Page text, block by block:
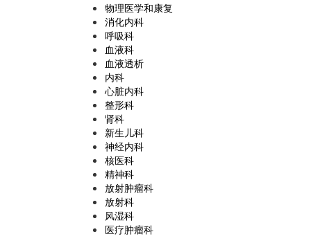
物理医学和康复
消化内科
呼吸科
血液科
血液透析
内科
心脏内科
整形科
肾科
新生儿科
神经内科
核医科
精神科
放射肿瘤科
放射科
风湿科
医疗肿瘤科